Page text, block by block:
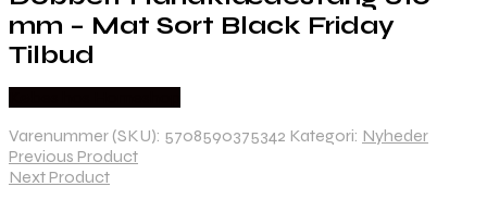
mm – Mat Sort Black Friday
Tilbud
Varenummer (SKU): 5708590375342 Kategori: Nyheder
Previous Product
Next Product